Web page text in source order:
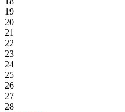
19
20
21
22
23
24
25
26
27
28